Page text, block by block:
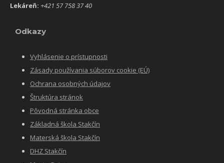
Lekáreň: +421 57 758 37 40
Odkazy
Vyhlásenie o prístupnosti
Zásady používania súborov cookie (EÚ)
Ochrana osobných údajov
Štruktúra stránok
Pôvodná stránka obce
Základná škola Stakčín
Materská škola Stakčín
DHZ Stakčín